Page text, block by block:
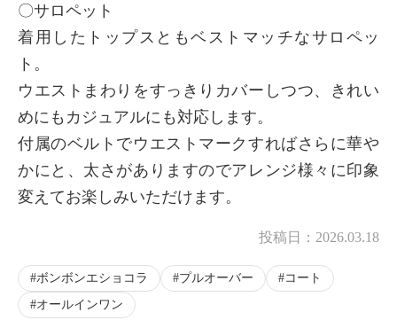
〇サロペット
着用したトップスともベストマッチなサロペッ
ト。
ウエストまわりをすっきりカバーしつつ、きれい
めにもカジュアルにも対応します。
付属のベルトでウエストマークすればさらに華や
かにと、太さがありますのでアレンジ様々に印象
変えてお楽しみいただけます。
投稿日： 2026.03.18
ボンボンエショコラ プルオーバー
コート
オールインワン